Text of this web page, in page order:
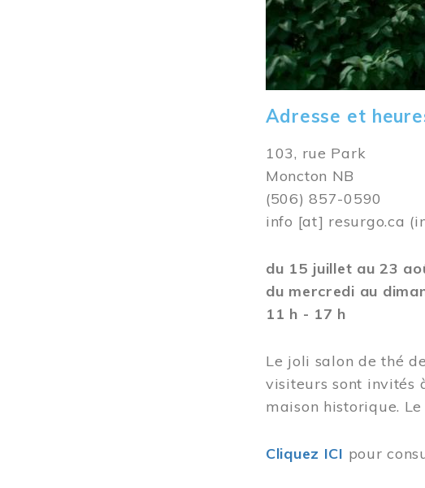
Adresse et
103, rue Park
Moncton NB
(506) 857-0590
info [at] resurgo.ca
du 15 juillet au 23
du mercredi au
11 h - 17 h
Le joli salon de thé
visiteurs sont invités
maison historique.
Cliquez ICI pour